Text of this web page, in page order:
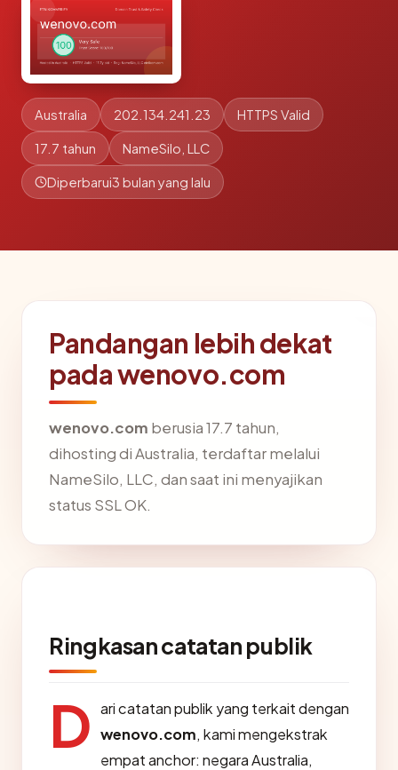
Australia 202.134.241.23 HTTPS Valid
17.7 tahun NameSilo, LLC
Diperbarui3 bulan yang lalu
Pandangan lebih dekat
pada wenovo.com
wenovo.com berusia 17.7 tahun,
dihosting di Australia, terdaftar melalui
NameSilo, LLC, dan saat ini menyajikan
status SSL OK.
Ringkasan catatan publik
D ari catatan publik yang terkait dengan
wenovo.com, kami mengekstrak
empat anchor: negara Australia,